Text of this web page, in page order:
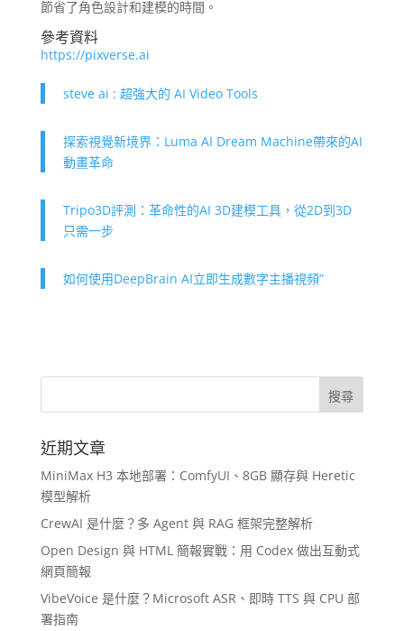
節省了角色設計和建模的時間。
參考資料
https://pixverse.ai
steve ai : 超強大的 AI Video Tools
探索視覺新境界：Luma AI Dream Machine帶來的AI
動畫革命
Tripo3D評測：革命性的AI 3D建模工具，從2D到3D
只需一步
如何使用DeepBrain AI立即生成數字主播視頻”
近期文章
MiniMax H3 本地部署：ComfyUI、8GB 顯存與 Heretic
模型解析
CrewAI 是什麼？多 Agent 與 RAG 框架完整解析
Open Design 與 HTML 簡報實戰：用 Codex 做出互動式
網頁簡報
VibeVoice 是什麼？Microsoft ASR、即時 TTS 與 CPU 部
署指南